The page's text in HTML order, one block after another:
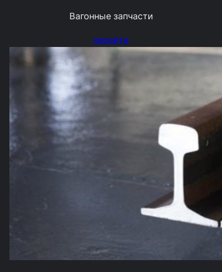
Вагонные запчасти
перейти